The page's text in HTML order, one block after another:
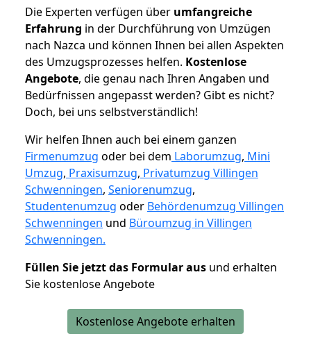
Die Experten verfügen über umfangreiche
Erfahrung in der Durchführung von Umzügen
nach Nazca und können Ihnen bei allen Aspekten
des Umzugsprozesses helfen. Kostenlose
Angebote, die genau nach Ihren Angaben und
Bedürfnissen angepasst werden? Gibt es nicht?
Doch, bei uns selbstverständlich!
Wir helfen Ihnen auch bei einem ganzen
Firmenumzug oder bei dem Laborumzug, Mini
Umzug, Praxisumzug, Privatumzug Villingen
Schwenningen, Seniorenumzug,
Studentenumzug oder Behördenumzug Villingen
Schwenningen und Büroumzug in Villingen
Schwenningen.
Füllen Sie jetzt das Formular aus und erhalten
Sie kostenlose Angebote
Kostenlose Angebote erhalten